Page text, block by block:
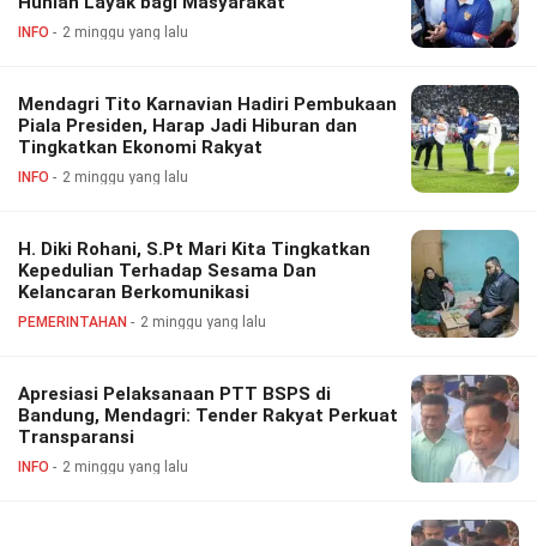
INFO 2 minggu yang lalu
Mendagri Tito Karnavian Hadiri Pembukaan
Piala Presiden, Harap Jadi Hiburan dan
Tingkatkan Ekonomi Rakyat
INFO 2 minggu yang lalu
H. Diki Rohani, S.Pt Mari Kita Tingkatkan
Kepedulian Terhadap Sesama Dan
Kelancaran Berkomunikasi
PEMERINTAHAN 2 minggu yang lalu
Apresiasi Pelaksanaan PTT BSPS di
Bandung, Mendagri: Tender Rakyat Perkuat
Transparansi
INFO 2 minggu yang lalu